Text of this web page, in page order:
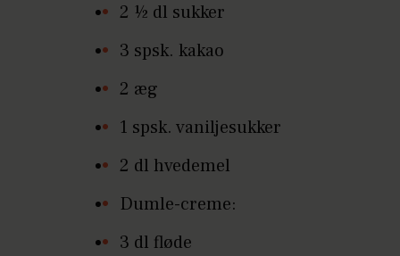
2 ½ dl sukker
3 spsk. kakao
2 æg
1 spsk. vaniljesukker
2 dl hvedemel
Dumle-creme:
3 dl fløde